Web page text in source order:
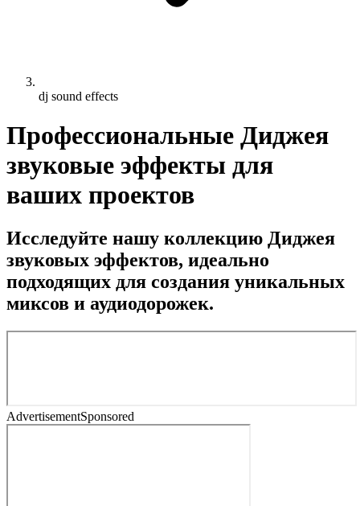
dj sound effects
Профессиональные Диджея
звуковые эффекты для
ваших проектов
Исследуйте нашу коллекцию Диджея
звуковых эффектов, идеально
подходящих для создания уникальных
миксов и аудиодорожек.
AdvertisementSponsored